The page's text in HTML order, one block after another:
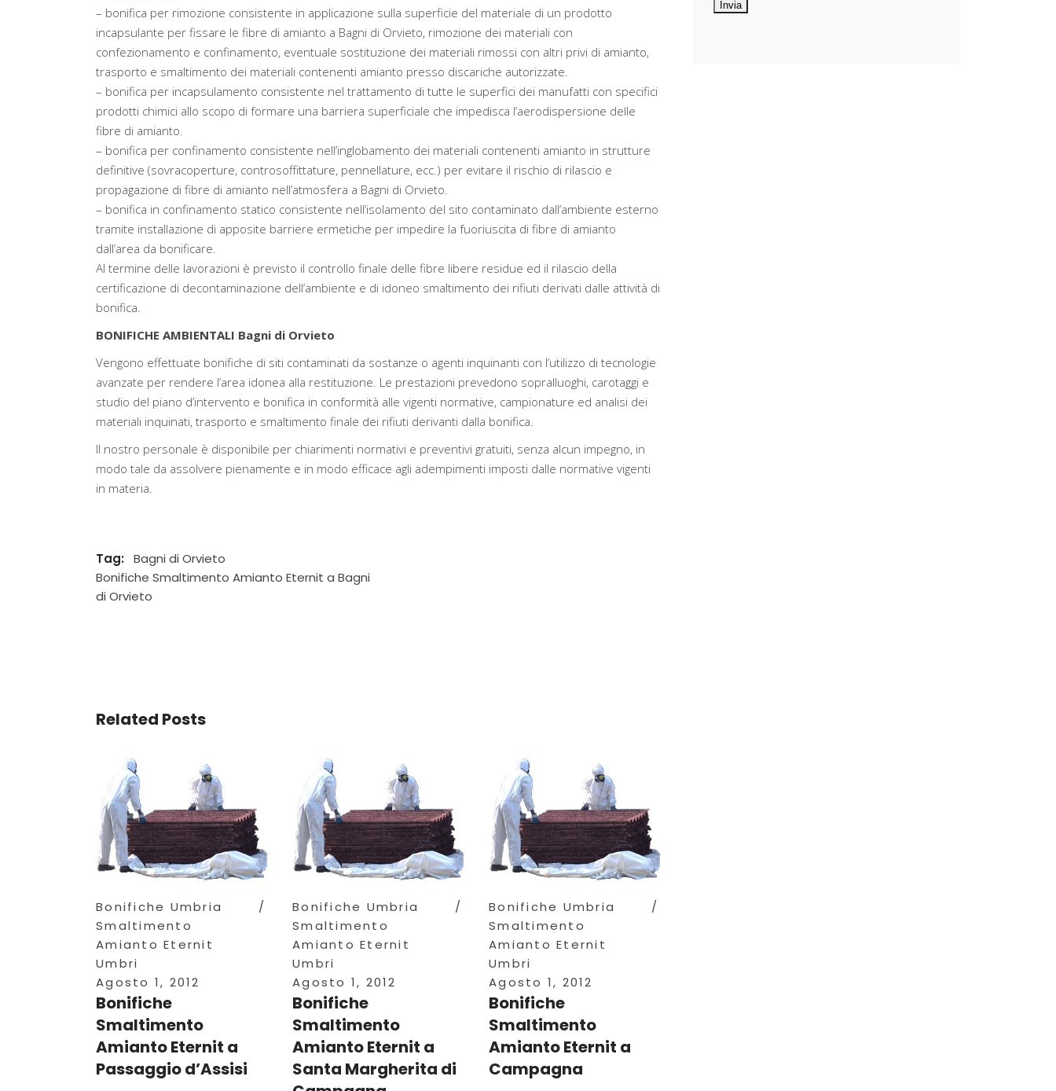
– bonifica per rimozione consistente in applicazione sulla superficie del materiale di un prodotto
incapsulante per fissare le fibre di amianto a Bagni di Orvieto, rimozione dei materiali con
confezionamento e confinamento, eventuale sostituzione dei materiali rimossi con altri privi di amianto,
trasporto e smaltimento dei materiali contenenti amianto presso discariche autorizzate.
– bonifica per incapsulamento consistente nel trattamento di tutte le superfici dei manufatti con specifici
prodotti chimici allo scopo di formare una barriera superficiale che impedisca l’aerodispersione delle
fibre di amianto.
– bonifica per confinamento consistente nell’inglobamento dei materiali contenenti amianto in strutture
definitive (sovracoperture, controsoffittature, pennellature, ecc.) per evitare il rischio di rilascio e
propagazione di fibre di amianto nell’atmosfera a Bagni di Orvieto.
– bonifica in confinamento statico consistente nell’isolamento del sito contaminato dall’ambiente esterno
tramite installazione di apposite barriere ermetiche per impedire la fuoriuscita di fibre di amianto
dall’area da bonificare.
Al termine delle lavorazioni è previsto il controllo finale delle fibre libere residue ed il rilascio della
certificazione di decontaminazione dell’ambiente e di idoneo smaltimento dei rifiuti derivati dalle attività di
bonifica.
BONIFICHE AMBIENTALI Bagni di Orvieto
Vengono effettuate bonifiche di siti contaminati da sostanze o agenti inquinanti con l’utilizzo di tecnologie
avanzate per rendere l’area idonea alla restituzione. Le prestazioni prevedono sopralluoghi, carotaggi e
studio del piano d’intervento e bonifica in conformità alle vigenti normative, campionature ed analisi dei
materiali inquinati, trasporto e smaltimento finale dei rifiuti derivanti dalla bonifica.
Il nostro personale è disponibile per chiarimenti normativi e preventivi gratuiti, senza alcun impegno, in
modo tale da assolvere pienamente e in modo efficace agli adempimenti imposti dalle normative vigenti
in materia.
Tag:
Bagni di Orvieto
Bonifiche Smaltimento Amianto Eternit a Bagni
di Orvieto
Related Posts
Bonifiche Umbria
Smaltimento
Amianto Eternit
Umbri
Agosto 1, 2012
Bonifiche
Smaltimento
Amianto Eternit a
Passaggio d’Assisi
Bonifiche Umbria
Smaltimento
Amianto Eternit
Umbri
Agosto 1, 2012
Bonifiche
Smaltimento
Amianto Eternit a
Santa Margherita di
Bonifiche Umbria
Smaltimento
Amianto Eternit
Umbri
Agosto 1, 2012
Bonifiche
Smaltimento
Amianto Eternit a
Campagna
suo rapporto con la ditta scrivente, per il